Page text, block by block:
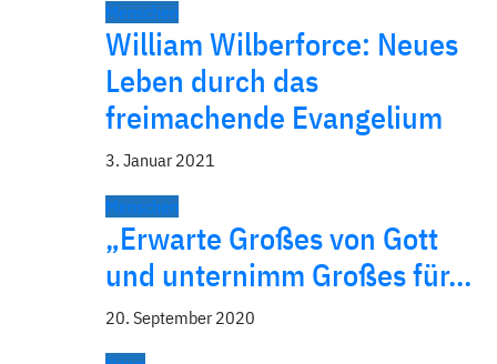
Menschen
William Wilberforce: Neues
Leben durch das
freimachende Evangelium
3. Januar 2021
Menschen
„Erwarte Großes von Gott
und unternimm Großes für…
20. September 2020